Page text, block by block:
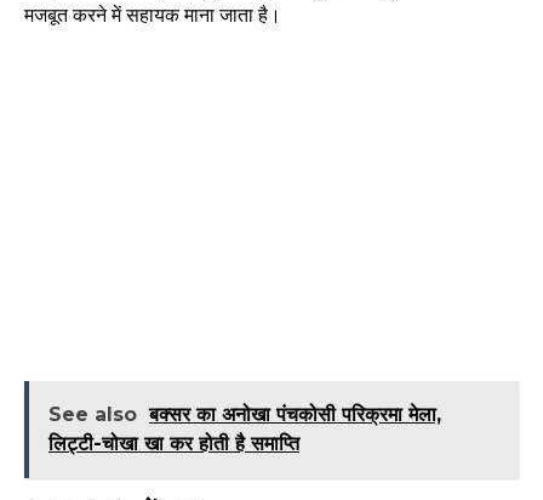
मजबूत करने में सहायक माना जाता है।
See also बक्सर का अनोखा पंचकोसी परिक्रमा मेला,
लिट्टी-चोखा खा कर होती है समाप्ति